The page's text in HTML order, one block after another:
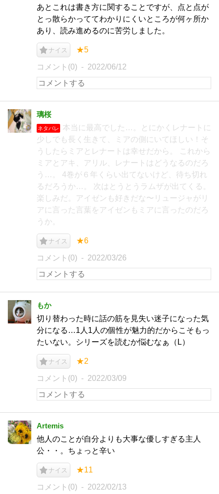
あとこれは書き方に関することですが、点と点が
とっ散らかっててわかりにくいところが何ヶ所か
あり、読み進めるのに苦労しました。
ナイス ★5
コメント(0) 2022/06/12
璃桜
ネタバレ
本当に最高でした…。とにかくレナートに
少しでも長く生きて、ミアの側にいてほしい！そ
うしたらミアとレナートは幸せだから。 これから
ミアとアキ、アリル、レナートはどうなるのだろ
う…。 4巻が６年くらい出てないけど、待ち切れ
るだろうか…。 次はとうとうラムザが出てくる。
楽しみだ。アイゼンも好きだな〜リュージャがリ
アに言った言葉をアイゼンもミアに言ったのだろ
うか。
ナイス ★6
コメント(0) 2022/03/26
もか
切り替わった時に話の筋を見失い迷子になった気
分になる…1人1人の個性が魅力的だからこそもっ
たいない。シリーズを読むか悩むなぁ（L）
ナイス ★2
コメント(0) 2022/03/09
Artemis
他人のことが自分よりも大事な優しすぎる主人
公・・。ちょっと辛い
ナイス ★11
コメント(0) 2022/02/13